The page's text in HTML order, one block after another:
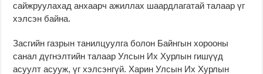
сайжруулахад анхаарч ажиллах шаардлагатай талаар үг
хэлсэн байна.
Засгийн газрын танилцуулга болон Байнгын хорооны
санал дүгнэлтийн талаар Улсын Их Хурлын гишүүд
асуулт асууж, үг хэлсэнгүй. Харин Улсын Их Хурлын